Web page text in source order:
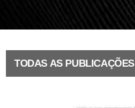
TODAS AS PUBLICAÇÕES